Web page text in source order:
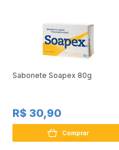
Sabonete Soapex 80g
R$ 30,90
Comprar